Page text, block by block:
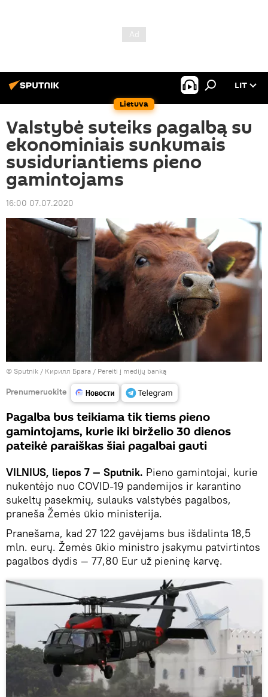
Lietuva
LIT
Valstybė suteiks pagalbą su
ekonominiais sunkumais
susiduriantiems pieno
gamintojams
16:00 07.07.2020
© Sputnik / Кирилл Брага / Pereiti į medijų banką
Prenumeruokite
Pagalba bus teikiama tik tiems pieno
gamintojams, kurie iki birželio 30 dienos
pateikė paraiškas šiai pagalbai gauti
VILNIUS, liepos 7 — Sputnik. Pieno gamintojai, kurie
nukentėjo nuo COVID-19 pandemijos ir karantino
sukeltų pasekmių, sulauks valstybės pagalbos,
praneša Žemės ūkio ministerija.
Pranešama, kad 27 122 gavėjams bus išdalinta 18,5
mln. eurų. Žemės ūkio ministro įsakymu patvirtintos
pagalbos dydis — 77,80 Eur už pieninę karvę.